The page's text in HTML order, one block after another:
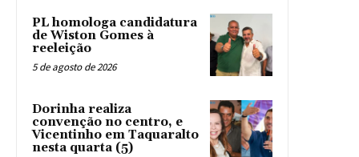
PL homologa candidatura
de Wiston Gomes à
reeleição
5 de agosto de 2026
Dorinha realiza
convenção no centro, e
Vicentinho em Taquaralto
nesta quarta (5)